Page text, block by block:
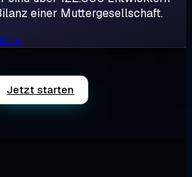
einer Muttergesellschaft.
→
Jetzt starten